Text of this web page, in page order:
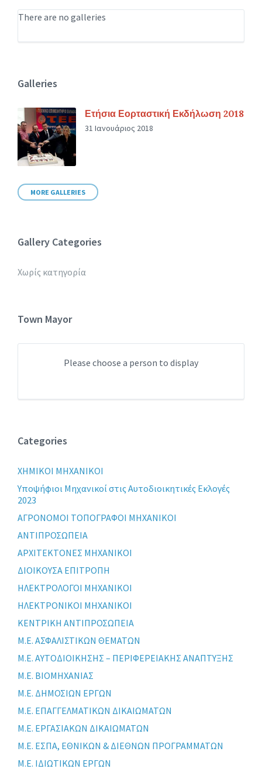
There are no galleries
Galleries
Ετήσια Εορταστική Εκδήλωση 2018
31 Ιανουάριος 2018
MORE GALLERIES
Gallery Categories
Χωρίς κατηγορία
Town Mayor
Please choose a person to display
Categories
XHMIKOI MHXANIKOI
Yποψήφιοι Μηχανικοί στις Αυτοδιοικητικές Εκλογές
2023
ΑΓΡΟΝΟΜΟΙ ΤΟΠΟΓΡΑΦΟΙ ΜΗΧΑΝΙΚΟΙ
ΑΝΤΙΠΡΟΣΩΠΕΙΑ
ΑΡΧΙΤΕΚΤΟΝΕΣ ΜΗΧΑΝΙΚΟΙ
ΔΙΟΙΚΟΥΣΑ ΕΠΙΤΡΟΠΗ
ΗΛΕΚΤΡΟΛΟΓΟΙ ΜΗΧΑΝΙΚΟΙ
ΗΛΕΚΤΡΟΝΙΚΟΙ ΜΗΧΑΝΙΚΟΙ
ΚΕΝΤΡΙΚΗ ΑΝΤΙΠΡΟΣΩΠΕΙΑ
Μ.Ε. ΑΣΦΑΛΙΣΤΙΚΩΝ ΘΕΜΑΤΩΝ
Μ.Ε. ΑΥΤΟΔΙΟΙΚΗΣΗΣ – ΠΕΡΙΦΕΡΕΙΑΚΗΣ ΑΝΑΠΤΥΞΗΣ
Μ.Ε. ΒΙΟΜΗΧΑΝΙΑΣ
Μ.Ε. ΔΗΜΟΣΙΩΝ ΕΡΓΩΝ
Μ.Ε. ΕΠΑΓΓΕΛΜΑΤΙΚΩΝ ΔΙΚΑΙΩΜΑΤΩΝ
Μ.Ε. ΕΡΓΑΣΙΑΚΩΝ ΔΙΚΑΙΩΜΑΤΩΝ
Μ.Ε. ΕΣΠΑ, ΕΘΝΙΚΩΝ & ΔΙΕΘΝΩΝ ΠΡΟΓΡΑΜΜΑΤΩΝ
Μ.Ε. ΙΔΙΩΤΙΚΩΝ ΕΡΓΩΝ